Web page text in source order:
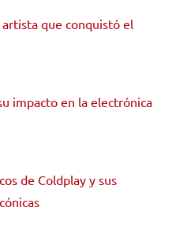
que conquistó el
impacto en la electrónica
de Coldplay y sus